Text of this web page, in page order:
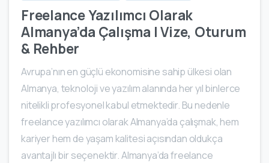
Freelance Yazılımcı Olarak
Almanya’da Çalışma | Vize, Oturum
& Rehber
Avrupa’nın en güçlü ekonomisine sahip ülkesi olan
Almanya, teknoloji ve yazılım alanında her yıl binlerce
nitelikli profesyonel kabul etmektedir. Bu nedenle
freelance yazılımcı olarak Almanya’da çalışmak, hem
kariyer hem de yaşam kalitesi açısından oldukça
avantajlı bir seçenektir. Almanya’da freelance